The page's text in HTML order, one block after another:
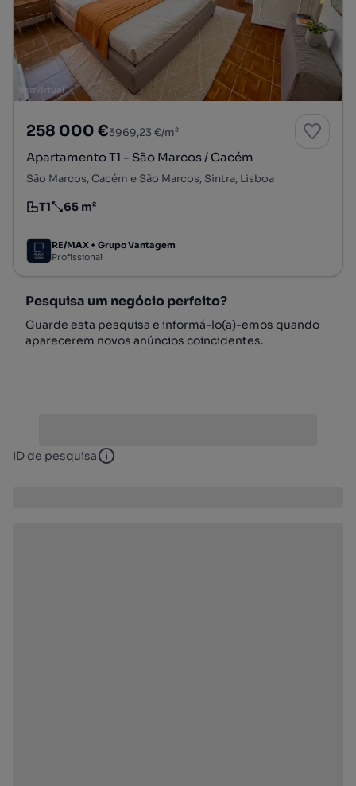
258 000 €3969,23 €/m²
Apartamento T1 - São Marcos / Cacém
São Marcos, Cacém e São Marcos, Sintra, Lisboa
Tipologia
T1
Preço por metro quadrado
65 m²
RE/MAX + Grupo Vantagem
Profissional
Pesquisa um negócio perfeito?
Guarde esta pesquisa e informá-lo(a)-emos quando
aparecerem novos anúncios coincidentes.
ID de pesquisa ID de pesquisa